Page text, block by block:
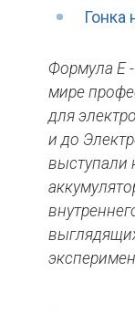
Гонка
Формула Е
мире
для
и до
выступали